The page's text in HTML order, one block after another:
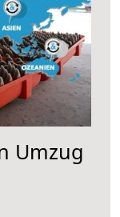
Umzug